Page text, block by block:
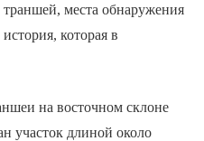
места обнаружения
которая в
на восточном склоне
участок длиной около